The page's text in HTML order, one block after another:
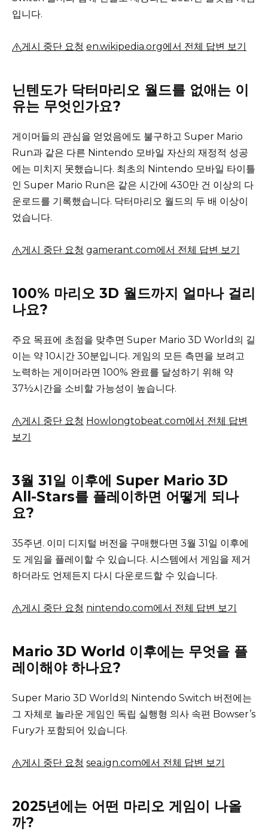
입니다.
게시 중단 요청 en.wikipedia.org에서 전체 답변 보기
닌텐도가 닥터마리오 월드를 없애는 이
유는 무엇인가요?
게이머들의 관심을 얻었음에도 불구하고 Super Mario
Run과 같은 다른 Nintendo 모바일 자산의 재정적 성공
에는 미치지 못했습니다. 최초의 Nintendo 모바일 타이틀
인 Super Mario Run은 같은 시간에 430만 건 이상의 다
운로드를 기록했습니다. 닥터마리오 월드의 두 배 이상이
었습니다.
게시 중단 요청 gamerant.com에서 전체 답변 보기
100% 마리오 3D 월드까지 얼마나 걸리
나요?
주요 목표에 초점을 맞추면 Super Mario 3D World의 길
이는 약 10시간 30분입니다. 게임의 모든 측면을 보려고
노력하는 게이머라면 100% 완료를 달성하기 위해 약
37½시간을 소비할 가능성이 높습니다.
게시 중단 요청 Howlongtobeat.com에서 전체 답변
보기
3월 31일 이후에 Super Mario 3D
All-Stars를 플레이하면 어떻게 되나
요?
35주년. 이미 디지털 버전을 구매했다면 3월 31일 이후에
도 게임을 플레이할 수 있습니다. 시스템에서 게임을 제거
하더라도 언제든지 다시 다운로드할 수 있습니다.
게시 중단 요청 nintendo.com에서 전체 답변 보기
Mario 3D World 이후에는 무엇을 플
레이해야 하나요?
Super Mario 3D World의 Nintendo Switch 버전에는
그 자체로 놀라운 게임인 독립 실행형 의사 속편 Bowser’s
Fury가 포함되어 있습니다.
게시 중단 요청 sea.ign.com에서 전체 답변 보기
2025년에는 어떤 마리오 게임이 나올
까?